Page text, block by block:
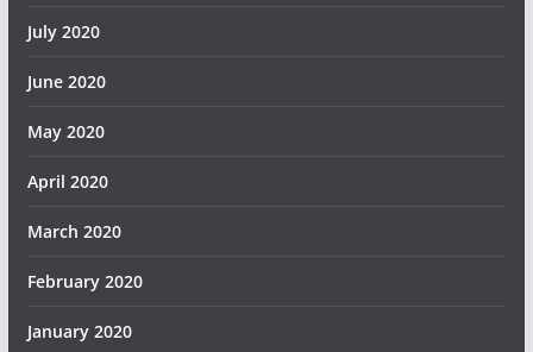
July 2020
June 2020
May 2020
April 2020
March 2020
February 2020
January 2020